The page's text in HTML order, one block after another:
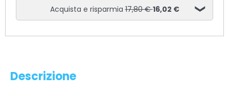
Acquista e risparmia17,80 €16,02 €
Descrizione